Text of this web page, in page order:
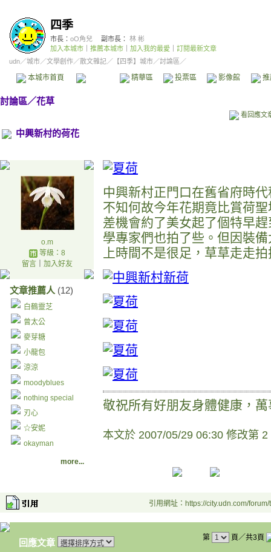
四季
市長： oO角兒 副市長： 林 彬
加入本城市
推薦本城市 加入我的最愛
訂閱最新文章
udn／城市／文學創作／散文雜記／ 【四季】城市／討論區／
本城市首頁 精華區 投票區 影像館
討論區／花草
看回應文
中興新村的荷花
o.m
等級：8
留言｜ 加入好友
文章推薦人 (12)
白鶴靈芝
曾太公
麥芽糖
小龍包
涼涼
moodyblues
nothing special
刃心
☆安妮
okayman
more...
中興新村正門口在舊省府時
不知何故今年花期竟比賞荷
差機會約了美女起了個特早
學專家們也拍了些。但因裝
上時間不是很足，草草走走
敬祝所有好朋友身體健康，
本文於 2007/05/29 06:30 修改第 2
引用網址：https://city.udn.com/
回應文章 第 頁／共3頁